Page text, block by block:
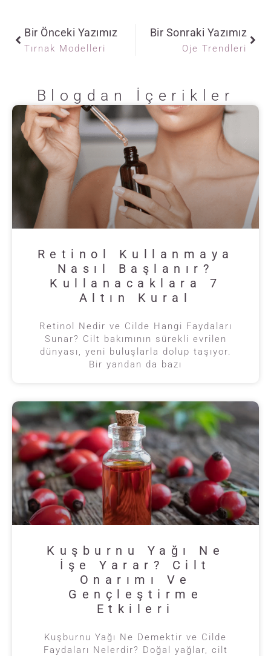
Bir Önceki Yazımız
Tırnak Modelleri
Bir Sonraki Yazımız
Oje Trendleri
Blogdan İçerikler
Retinol Kullanmaya
Nasıl Başlanır?
Kullanacaklara 7
Altın Kural
Retinol Nedir ve Cilde Hangi Faydaları
Sunar? Cilt bakımının sürekli evrilen
dünyası, yeni buluşlarla dolup taşıyor.
Bir yandan da bazı
Kuşburnu Yağı Ne
İşe Yarar? Cilt
Onarımı Ve
Gençleştirme
Etkileri
Kuşburnu Yağı Ne Demektir ve Cilde
Faydaları Nelerdir? Doğal yağlar, cilt